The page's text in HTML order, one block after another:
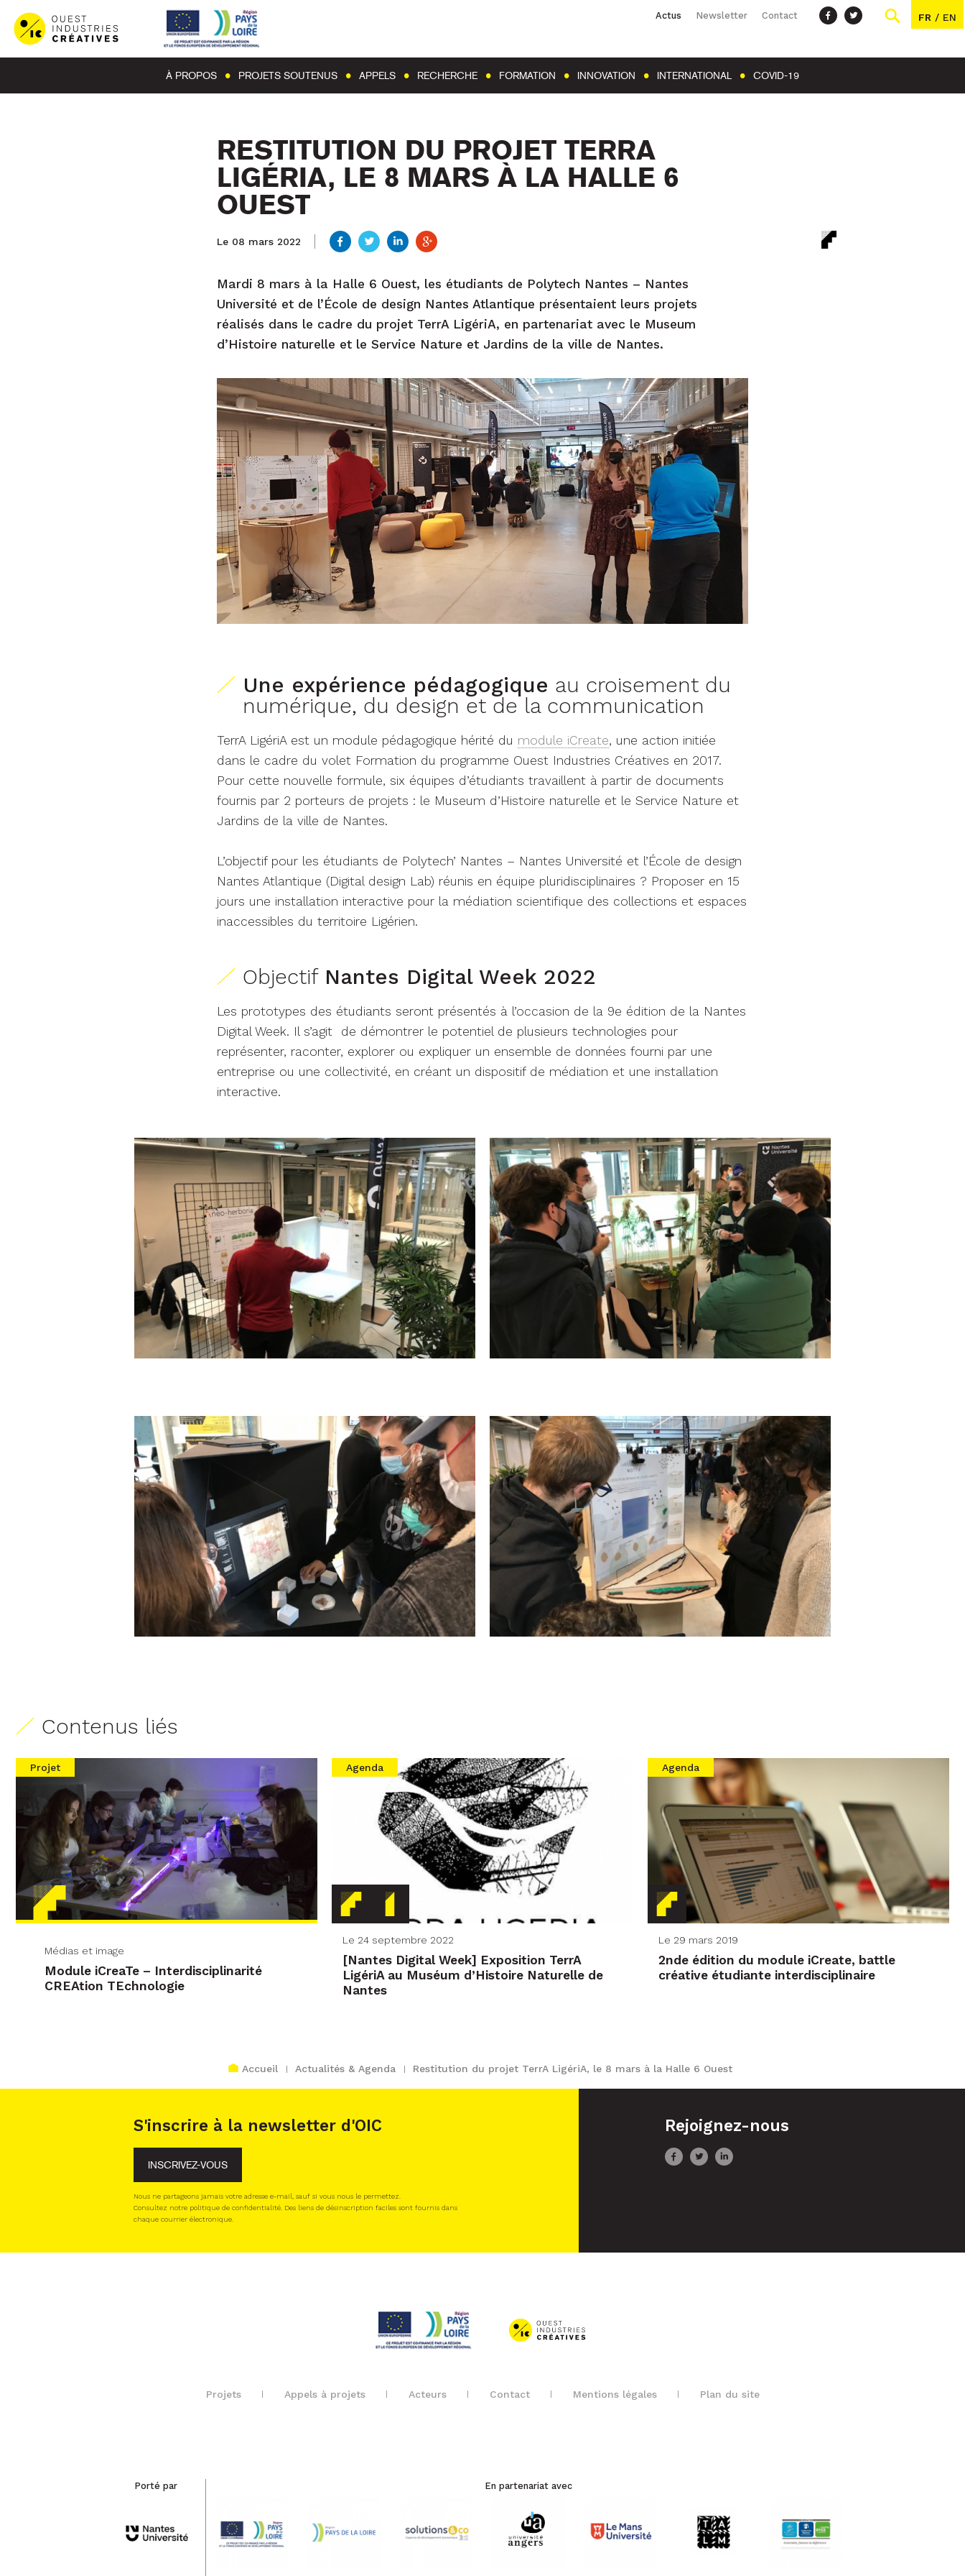
Actus Newsletter Contact FR / EN
À PROPOS PROJETS SOUTENUS APPELS RECHERCHE FORMATION INNOVATION INTERNATIONAL COVID-19
RESTITUTION DU PROJET TERRA
LIGÉRIA, LE 8 MARS À LA HALLE 6
OUEST
Le 08 mars 2022
Mardi 8 mars à la Halle 6 Ouest, les étudiants de Polytech Nantes – Nantes
Université et de l’École de design Nantes Atlantique présentaient leurs projets
réalisés dans le cadre du projet TerrA LigériA, en partenariat avec le Museum
d’Histoire naturelle et le Service Nature et Jardins de la ville de Nantes.
Une expérience pédagogique au croisement du
numérique, du design et de la communication
TerrA LigériA est un module pédagogique hérité du module iCreate, une action initiée
dans le cadre du volet Formation du programme Ouest Industries Créatives en 2017.
Pour cette nouvelle formule, six équipes d’étudiants travaillent à partir de documents
fournis par 2 porteurs de projets : le Museum d’Histoire naturelle et le Service Nature et
Jardins de la ville de Nantes.
L’objectif pour les étudiants de Polytech’ Nantes – Nantes Université et l’École de design
Nantes Atlantique (Digital design Lab) réunis en équipe pluridisciplinaires ? Proposer en 15
jours une installation interactive pour la médiation scientifique des collections et espaces
inaccessibles du territoire Ligérien.
Objectif Nantes Digital Week 2022
Les prototypes des étudiants seront présentés à l’occasion de la 9e édition de la Nantes
Digital Week. Il s’agit de démontrer le potentiel de plusieurs technologies pour
représenter, raconter, explorer ou expliquer un ensemble de données fourni par une
entreprise ou une collectivité, en créant un dispositif de médiation et une installation
interactive.
Contenus liés
Projet
Médias et image
Module iCreaTe – Interdisciplinarité
CREAtion TEchnologie
Agenda
Le 24 septembre 2022
[Nantes Digital Week] Exposition TerrA
LigériA au Muséum d’Histoire Naturelle de
Nantes
Agenda
Le 29 mars 2019
2nde édition du module iCreate, battle
créative étudiante interdisciplinaire
Accueil Actualités & Agenda Restitution du projet TerrA LigériA, le 8 mars à la Halle 6 Ouest
S'inscrire à la newsletter d'OIC
INSCRIVEZ-VOUS
Nous ne partageons jamais votre adresse e-mail, sauf si vous nous le permettez.
Consultez notre politique de confidentialité. Des liens de désinscription faciles sont fournis dans
chaque courrier électronique.
Rejoignez-nous
Projets Appels à projets Acteurs Contact Mentions légales Plan du site
Porté par En partenariat avec